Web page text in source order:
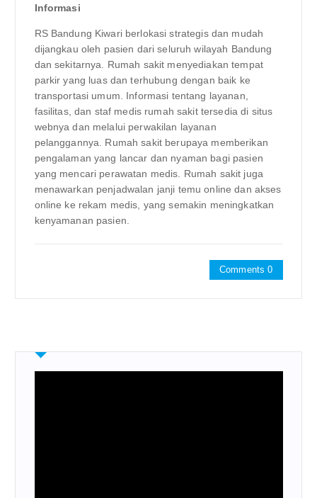
Informasi
RS Bandung Kiwari berlokasi strategis dan mudah
dijangkau oleh pasien dari seluruh wilayah Bandung
dan sekitarnya. Rumah sakit menyediakan tempat
parkir yang luas dan terhubung dengan baik ke
transportasi umum. Informasi tentang layanan,
fasilitas, dan staf medis rumah sakit tersedia di situs
webnya dan melalui perwakilan layanan
pelanggannya. Rumah sakit berupaya memberikan
pengalaman yang lancar dan nyaman bagi pasien
yang mencari perawatan medis. Rumah sakit juga
menawarkan penjadwalan janji temu online dan akses
online ke rekam medis, yang semakin meningkatkan
kenyamanan pasien.
Comments 0